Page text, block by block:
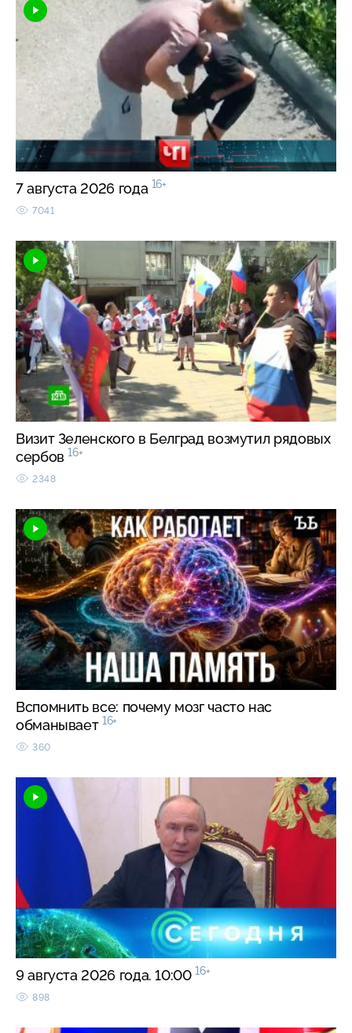
7 августа 2026 года 16+
7041
Визит Зеленского в Белград возмутил рядовых
сербов 16+
2348
Вспомнить все: почему мозг часто нас
обманывает 16+
360
9 августа 2026 года. 10:00 16+
898